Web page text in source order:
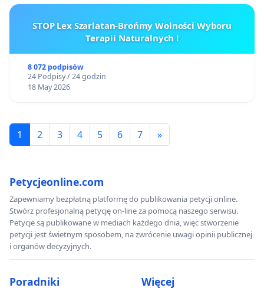
STOP Lex Szarlatan-Brońmy Wolności Wyboru
Terapii Naturalnych !
8 072 podpisów
24 Podpisy / 24 godzin
18 May 2026
1 2 3 4 5 6 7 »
Petycjeonline.com
Zapewniamy bezpłatną platformę do publikowania petycji online.
Stwórz profesjonalną petycję on-line za pomocą naszego serwisu.
Petycje są publikowane w mediach każdego dnia, więc stworzenie
petycji jest świetnym sposobem, na zwrócenie uwagi opinii publicznej
i organów decyzyjnych.
Poradniki Więcej